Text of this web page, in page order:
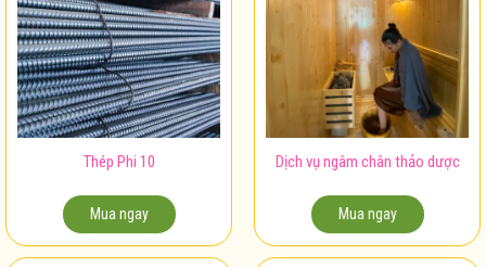
Thép Phi 10
Mua ngay
Dịch vụ ngâm chân thảo dược
Mua ngay